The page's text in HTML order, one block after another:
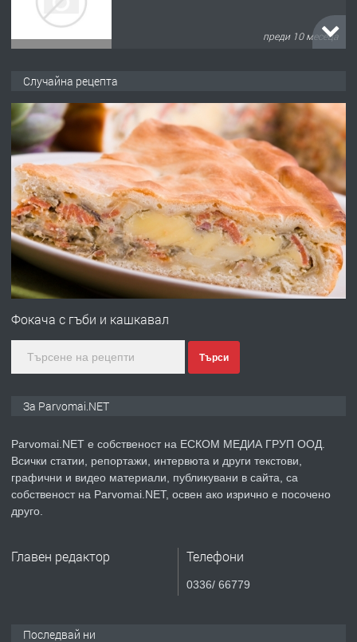
преди 10 месеца
преди 1 година
ПРЕДЛАГА Работа за общи работници
преди 1 година
ПРЕДЛАГА
Първи поход "По стъпките на Ангел
преди 1 година
ПРЕДЛАГА Уроци по Математика
Случайна рецепта
Фокача с гъби и кашкавал
Търси
За Parvomai.NET
Parvomai.NET е собственост на ЕСКОМ МЕДИА ГРУП ООД.
Всички статии, репортажи, интервюта и други текстови,
графични и видео материали, публикувани в сайта, са
собственост на Parvomai.NET, освен ако изрично е посочено
друго.
Главен редактор Телефони
0336/ 66779
Последвай ни